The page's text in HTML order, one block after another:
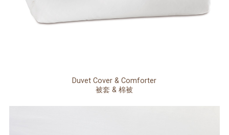
Duvet Cover & Comforter
被套 & 棉被